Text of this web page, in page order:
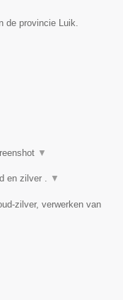
de provincie Luik.
▼
en zilver . ▼
zilver, verwerken van